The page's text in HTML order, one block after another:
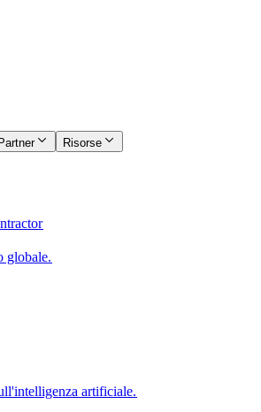
Partner​​
Risorse​​
globale.​​
artificiale.​​